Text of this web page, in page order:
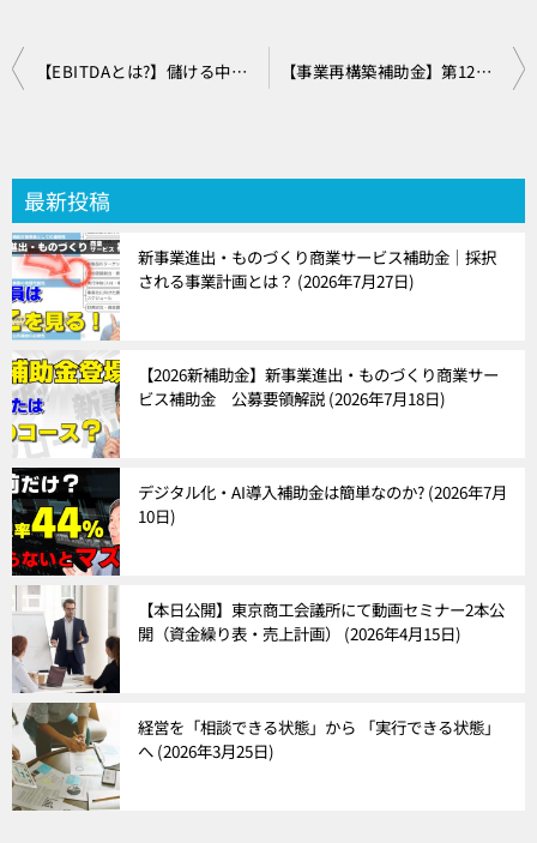
投
ビ
ゲ
ー
シ
ョ
ン
【EBITDAとは?】儲ける中小企業はこの重要指標を理解してください！ 【事業再構築補助金】第12回結果と過去データを分析
最新投稿
新事業進出・ものづくり商業サービス補助金｜採択
される事業計画とは？ 2026年7月27日
【2026新補助金】新事業進出・ものづくり商業サー
ビス補助金 公募要領解説 2026年7月18日
デジタル化・AI導入補助金は簡単なのか? 2026年7月
10日
【本日公開】東京商工会議所にて動画セミナー2本公
開（資金繰り表・売上計画）
2026年4月15日
経営を「相談できる状態」から 「実行できる状態」
へ 2026年3月25日